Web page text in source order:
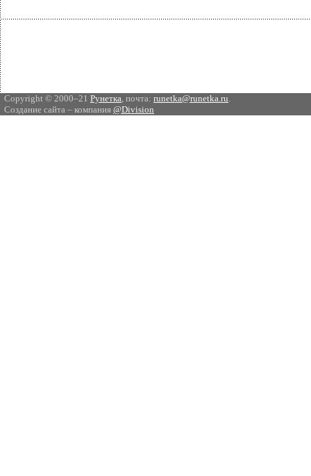
Copyright © 2000–21 Рунетка, почта: runetka@runetka.ru.
Создание сайта – компания @Division